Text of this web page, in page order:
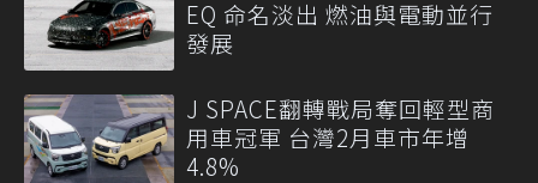
EQ 命名淡出 燃油與電動並行
發展
J SPACE翻轉戰局奪回輕型商
用車冠軍 台灣2月車市年增
4.8%